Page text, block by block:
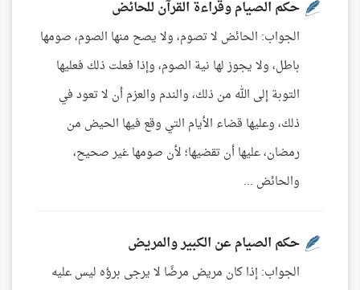
حكم الصيام وقراءة القرآن للحائض
الجواب: الحائض لا تصوم، ولا يصح منها الصوم، صومها
باطل، ولا يجوز لها نية الصوم، وإذا فعلت ذلك فعليها
التوبة إلى الله من ذلك، والندم والعزم أن لا تعود في
ذلك، وعليها قضاء الأيام التي وقع فيها الحيض من
رمضان، عليها أن تقضيها؛ لأن صومها غير صحيح،
والحائض ...
حكم الصيام عن الكبير والمريض
الجواب: إذا كان مريض مرضًا لا يرجى برؤه ليس عليه